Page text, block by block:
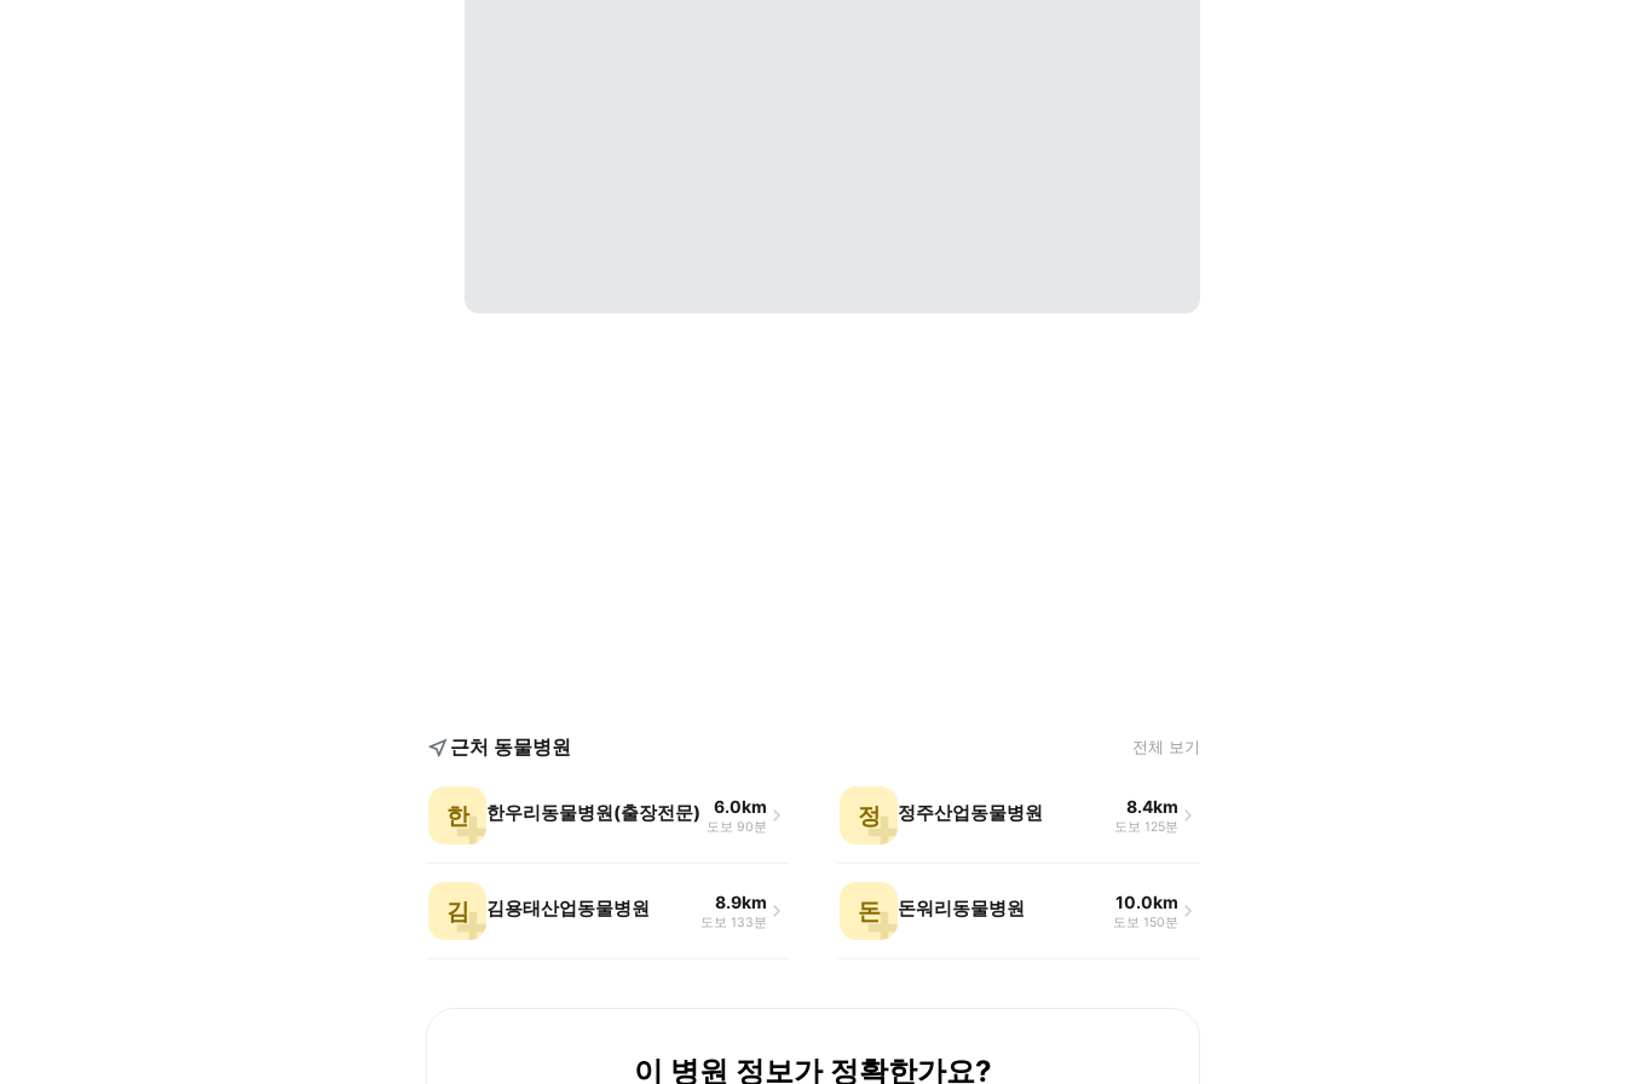
근처 동물병원 전체 보기
한 한우리동물병원(출장전문) 6.0km
도보 90분 정 정주산업동물병원 8.4km
도보 125분
김 김용태산업동물병원 8.9km
도보 133분 돈 돈워리동물병원 10.0km
도보 150분
이 병원 정보가 정확한가요?